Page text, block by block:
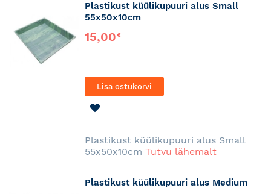
Plastikust küülikupuuri alus Small
55x50x10cm
15,00€
Lisa ostukorvi
Plastikust küülikupuuri alus Small
55x50x10cm Tutvu lähemalt
Plastikust küülikupuuri alus Medium